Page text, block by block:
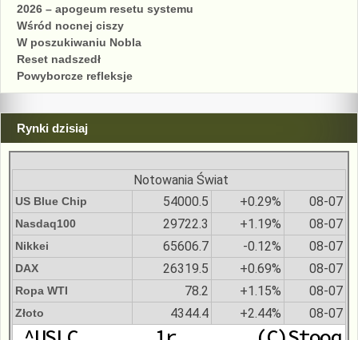
2026 – apogeum resetu systemu
Wśród nocnej ciszy
W poszukiwaniu Nobla
Reset nadszedł
Powyborcze refleksje
Rynki dzisiaj
Notowania Świat
US Blue Chip 54000.5 +0.29% 08-07
Nasdaq100 29722.3 +1.19% 08-07
Nikkei 65606.7 -0.12% 08-07
DAX 26319.5 +0.69% 08-07
Ropa WTI 78.2 +1.15% 08-07
Złoto 4344.4 +2.44% 08-07